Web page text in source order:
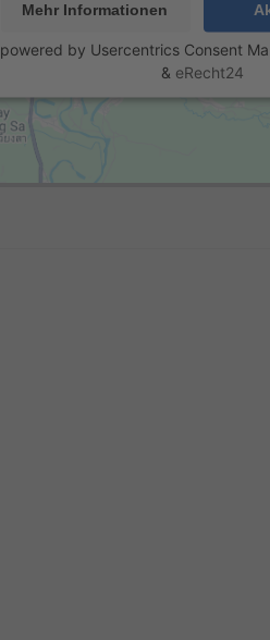
Mehr Informationen
powered by Usercentrics Consent
& eRecht24